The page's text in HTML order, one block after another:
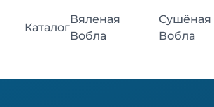
Каталог
Вяленая
Вобла
Сушёная
Вобла